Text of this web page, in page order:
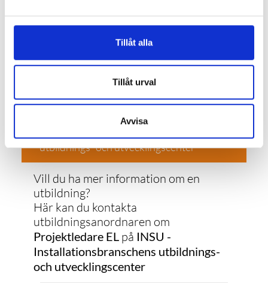
Tillåt alla
Tillåt urval
Avvisa
Praktisk ellära
Mät- och reglerteknik
Mät- och styrteknik
Programmerbara styrsystem
eller
Avhjälpande underhåll 1
Energiteknik 2
Förnybar energi
Praktisk ellära
Exempel på motsvarande kurser framgår
i ansökningssystemet.
Utbildaren på linkedin
Kontakta INSU - Installationsbranschens
utbildnings- och utvecklingscenter
Vill du ha mer information om en
utbildning?
Här kan du kontakta
utbildningsanordnaren om
Projektledare EL på INSU -
Installationsbranschens utbildnings-
och utvecklingscenter